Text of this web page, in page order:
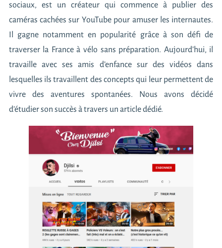
sociaux, est un créateur qui commence à publier des
caméras cachées sur YouTube pour amuser les internautes.
Il gagne notamment en popularité grâce à son défi de
traverser la France à vélo sans préparation. Aujourd’hui, il
travaille avec ses amis d’enfance sur des vidéos dans
lesquelles ils travaillent des concepts qui leur permettent de
vivre des aventures spontanées. Nous avons décidé
d’étudier son succès à travers un article dédié.